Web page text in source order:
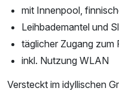
mit Innenpool,
Leihbademantel und
täglicher Zugang zum
inkl. Nutzung WLAN
Versteckt im idyllischen